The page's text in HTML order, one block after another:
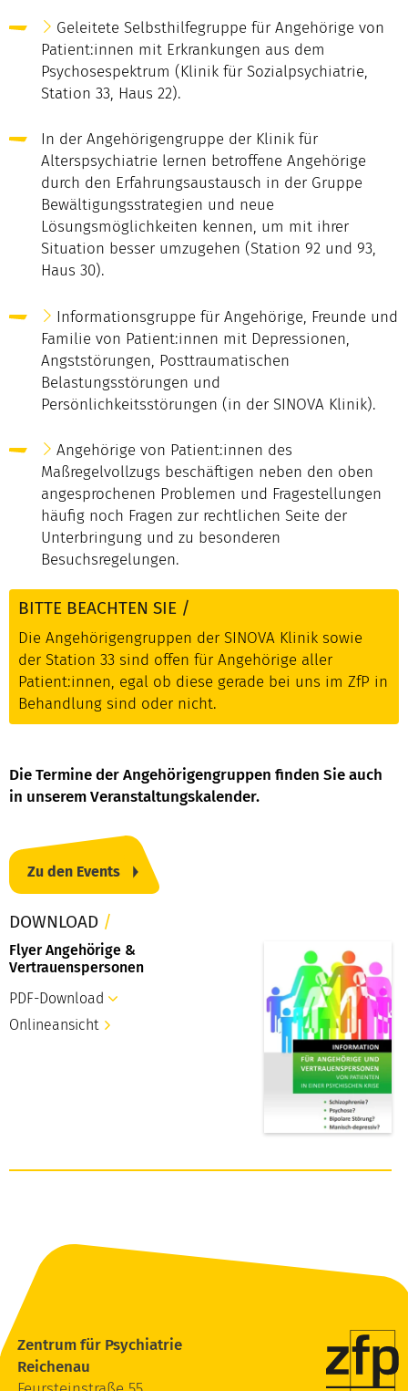
Geleitete Selbsthilfegruppe für Angehörige von
Patient:innen mit Erkrankungen aus dem
Psychosespektrum (Klinik für Sozialpsychiatrie,
Station 33, Haus 22).
In der Angehörigengruppe der Klinik für
Alterspsychiatrie lernen betroffene Angehörige
durch den Erfahrungsaustausch in der Gruppe
Bewältigungsstrategien und neue
Lösungsmöglichkeiten kennen, um mit ihrer
Situation besser umzugehen (Station 92 und 93,
Haus 30).
Informationsgruppe für Angehörige, Freunde und
Familie von Patient:innen mit Depressionen,
Angststörungen, Posttraumatischen
Belastungsstörungen und
Persönlichkeitsstörungen (in der SINOVA Klinik).
Angehörige von Patient:innen des
Maßregelvollzugs beschäftigen neben den oben
angesprochenen Problemen und Fragestellungen
häufig noch Fragen zur rechtlichen Seite der
Unterbringung und zu besonderen
Besuchsregelungen.
BITTE BEACHTEN SIE /
Die Angehörigengruppen der SINOVA Klinik sowie
der Station 33 sind offen für Angehörige aller
Patient:innen, egal ob diese gerade bei uns im ZfP in
Behandlung sind oder nicht.
Die Termine der Angehörigengruppen finden Sie auch
in unserem Veranstaltungskalender.
Zu den Events
DOWNLOAD /
Flyer Angehörige &
Vertrauenspersonen
PDF-Download
Onlineansicht
Zentrum für Psychiatrie
Reichenau